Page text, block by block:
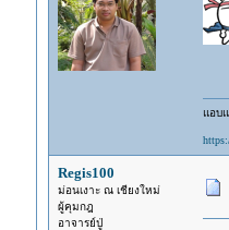
แอบ
Regis100
ม่อนเงาะ ณ เชียงใหม่
ผู้คุมกฎ
อาจารย์ปู่